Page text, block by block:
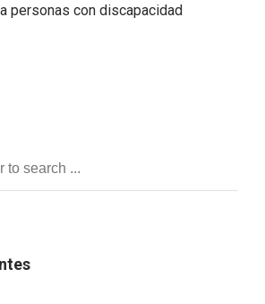
personas con discapacidad